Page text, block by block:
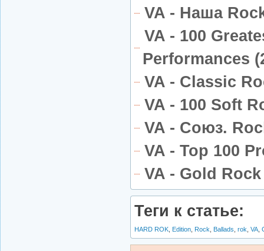
VA - Наша
VA - 100
Performances
VA - Classic
VA - 100 Soft
VA - Союз.
VA - Top 100
VA - Gold
Теги к статье:
HARD ROK Edition Rock Ballads rok VA